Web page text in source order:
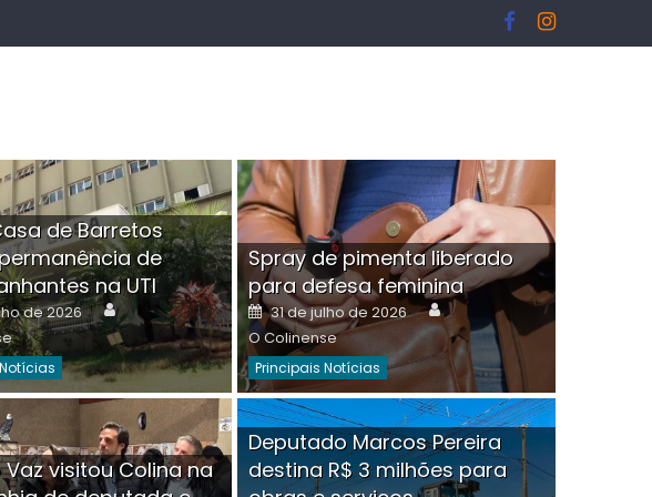
na Av. Ângelo Martins Tristão é
por criminoso mascarado
de Barretos
de
na UTI
de 2026 Author
Spray de pimenta liberado
para defesa feminina
Posted
on
31 de julho de 2026 Author
O Colinense
Principais Notícias
Vaz visitou Colina na
Deputado Marcos Pereira
destina R$ 3 milhões para